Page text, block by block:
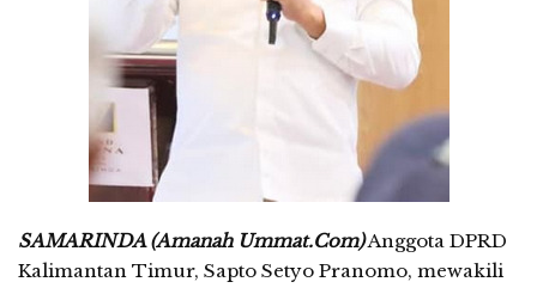
SAMARINDA (Amanah Ummat.Com)Anggota DPRD
Kalimantan Timur, Sapto Setyo Pranomo, mewakili